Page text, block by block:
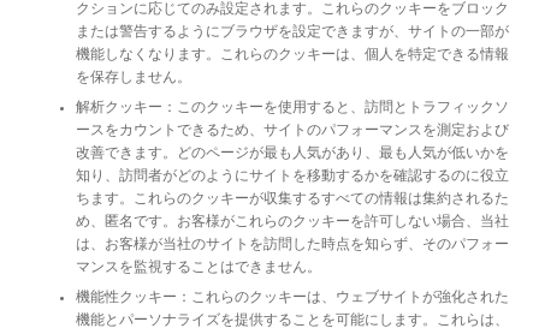
クションに応じてのみ設定されます。これらのクッキーをブロック
または警告するようにブラウザを設定できますが、サイトの一部が
機能しなくなります。これらのクッキーは、個人を特定できる情報
を保存しません。
解析クッキー：このクッキーを使用すると、訪問とトラフィックソ
ースをカウントできるため、サイトのパフォーマンスを測定および
改善できます。どのページが最も人気があり、最も人気が低いかを
知り、訪問者がどのようにサイトを移動するかを確認するのに役立
ちます。これらのクッキーが収集するすべての情報は集約されるた
め、匿名です。お客様がこれらのクッキーを許可しない場合、当社
は、お客様が当社のサイトを訪問した時点を知らず、そのパフォー
マンスを監視することはできません。
機能性クッキー：これらのクッキーは、ウェブサイトが強化された
機能とパーソナライズを提供することを可能にします。これらは、